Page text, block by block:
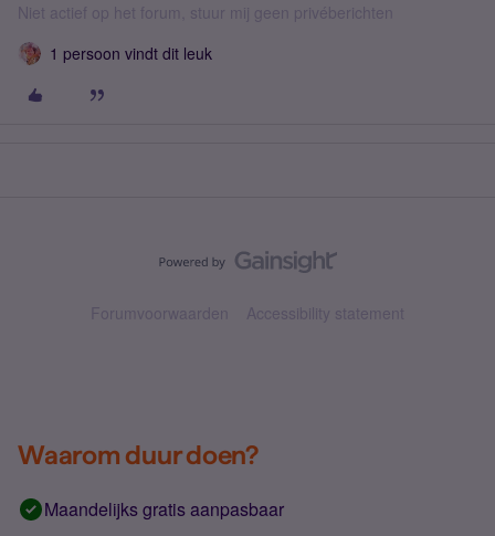
Niet actief op het forum, stuur mij geen privéberichten
1 persoon vindt dit leuk
Forumvoorwaarden Accessibility statement
Waarom duur doen?
Maandelijks gratis aanpasbaar